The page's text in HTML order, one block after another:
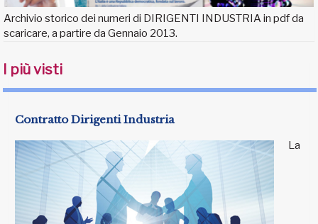
Archivio storico dei numeri di DIRIGENTI INDUSTRIA in pdf da
scaricare, a partire da Gennaio 2013.
I più visti
Contratto Dirigenti Industria
La